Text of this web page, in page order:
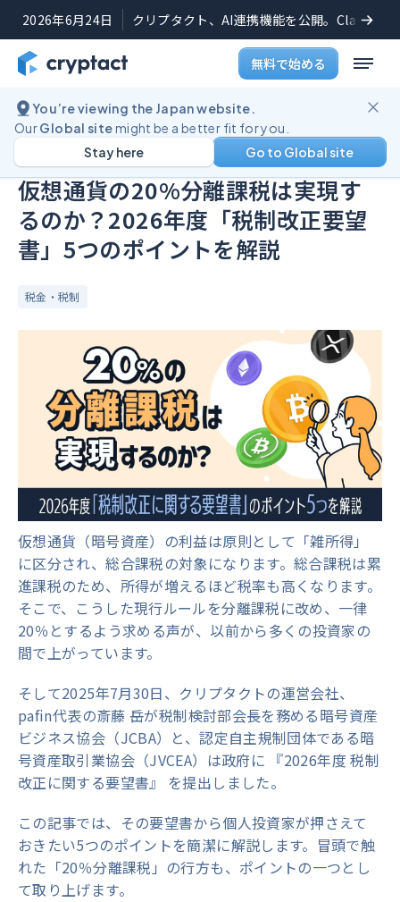
2026年6月24日 クリプタクト、AI連携機能を公開。Claude
無料で始める
You’re viewing the Japan website.
OurGlobal sitemight be a better fit for you.
Go to Global site
Stay here
ブログ
公開日:2025年8月7日(最終更新日:2025年9月26日
仮想通貨の20%分離課税は実現す
るのか？2026年度「税制改正要望
書」5つのポイントを解説
税金・税制
仮想通貨（暗号資産）の利益は原則として「雑所得」
に区分され、総合課税の対象になります。総合課税は累
進課税のため、所得が増えるほど税率も高くなります。
そこで、こうした現行ルールを分離課税に改め、一律
20％とするよう求める声が、以前から多くの投資家の
間で上がっています。
そして2025年7月30日、クリプタクトの運営会社、
pafin代表の斎藤 岳が税制検討部会長を務める暗号資産
ビジネス協会（JCBA）と、認定自主規制団体である暗
号資産取引業協会（JVCEA）は政府に 『2026年度 税制
改正に関する要望書』 を提出しました。
この記事では、その要望書から個人投資家が押さえて
おきたい5つのポイントを簡潔に解説します。冒頭で触
れた「20％分離課税」の行方も、ポイントの一つとし
て取り上げます。